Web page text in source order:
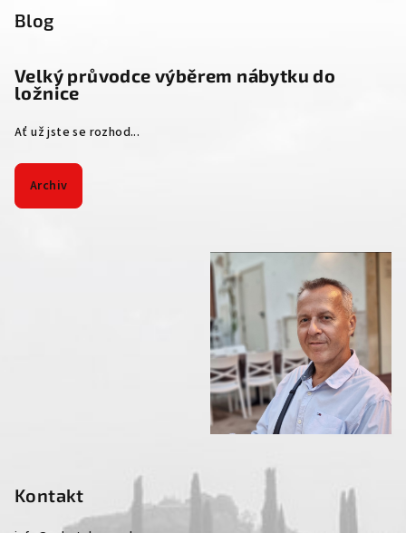
Blog
Velký průvodce výběrem nábytku do
ložnice
Ať už jste se rozhod...
Archiv
Kontakt